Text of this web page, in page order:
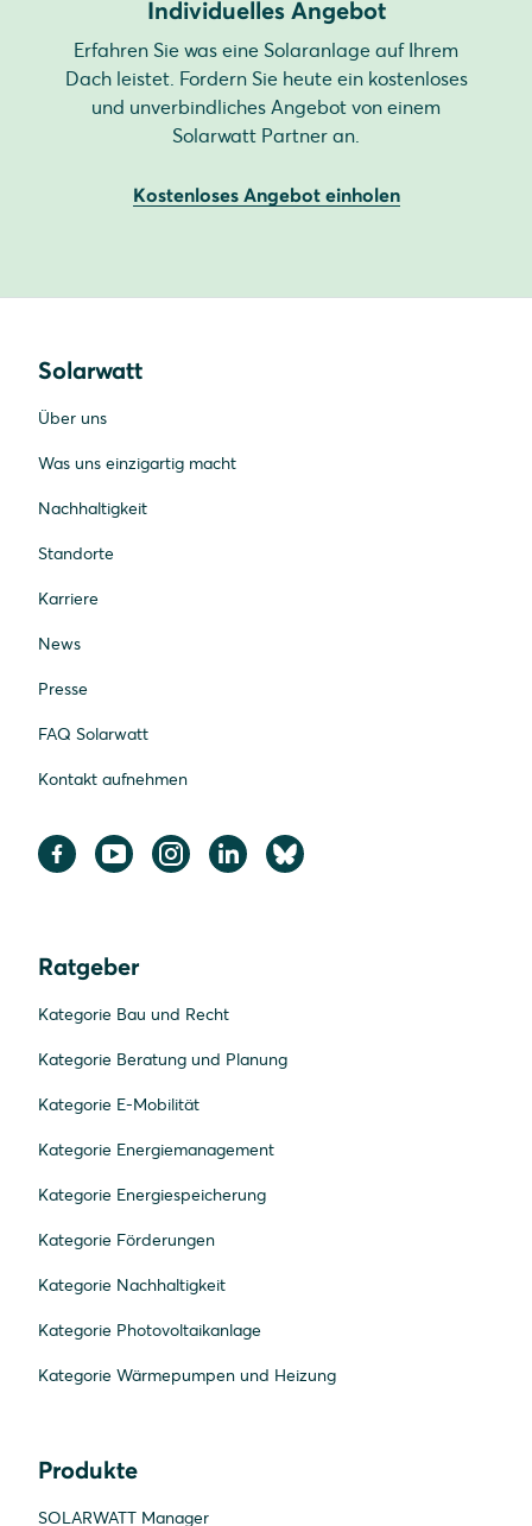
Individuelles Angebot
Erfahren Sie was eine Solaranlage auf Ihrem
Dach leistet. Fordern Sie heute ein kostenloses
und unverbindliches Angebot von einem
Solarwatt Partner an.
Kostenloses Angebot einholen
Solarwatt
Über uns
Was uns einzigartig macht
Nachhaltigkeit
Standorte
Karriere
News
Presse
FAQ Solarwatt
Kontakt aufnehmen
Ratgeber
Kategorie Bau und Recht
Kategorie Beratung und Planung
Kategorie E-Mobilität
Kategorie Energiemanagement
Kategorie Energiespeicherung
Kategorie Förderungen
Kategorie Nachhaltigkeit
Kategorie Photovoltaikanlage
Kategorie Wärmepumpen und Heizung
Produkte
SOLARWATT Manager